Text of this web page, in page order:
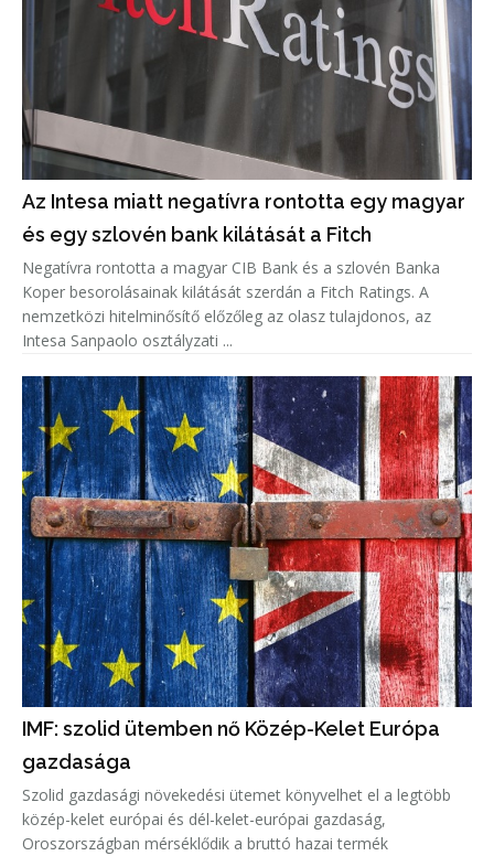
Az Intesa miatt negatívra rontotta egy magyar
és egy szlovén bank kilátását a Fitch
Negatívra rontotta a magyar CIB Bank és a szlovén Banka
Koper besorolásainak kilátását szerdán a Fitch Ratings. A
nemzetközi hitelminősítő előzőleg az olasz tulajdonos, az
Intesa Sanpaolo osztályzati ...
IMF: szolid ütemben nő Közép-Kelet Európa
gazdasága
Szolid gazdasági növekedési ütemet könyvelhet el a legtöbb
közép-kelet európai és dél-kelet-európai gazdaság,
Oroszországban mérséklődik a bruttó hazai termék